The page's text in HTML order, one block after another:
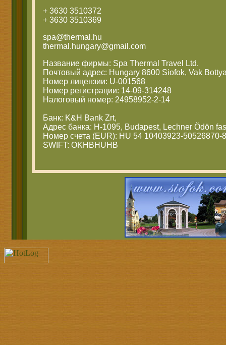
+ 3630 3510372
+ 3630 3510369
spa@thermal.hu
thermal.hungary@gmail.com
Название фирмы: Spa Thermal Travel Ltd.
Почтовый адрес: Hungary 8600 Siofok, Vak
Номер лицензии: U-001568
Номер регистрации: 14-09-314248
Налоговый номер: 24958952-2-14
Банк: K&H Bank Zrt,
Адрес банка: H-1095, Budapest, Lechner Ödön
Номер счета (EUR): HU 54 10403923-50526870-
SWIFT: OKHBHUHB